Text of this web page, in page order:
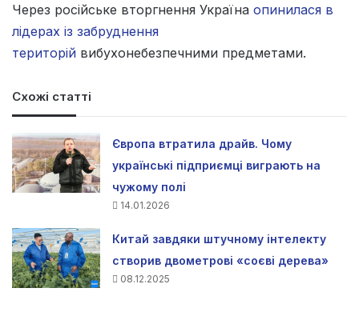
Через російське вторгнення Україна опинилася в
лідерах із забруднення
територій вибухонебезпечними предметами.
Схожі статті
Європа втратила драйв. Чому
українські підприємці виграють на
чужому полі
14.01.2026
Китай завдяки штучному інтелекту
створив двометрові «соєві дерева»
08.12.2025